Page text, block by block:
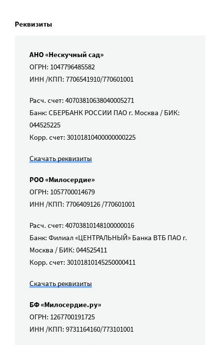
Реквизиты
АНО «Нескучный сад»
ОГРН: 1047796485582
ИНН /КПП: 7706541910/770601001
Расч. счет: 40703810638040005271
Банк: СБЕРБАНК РОССИИ ПАО г. Москва / БИК:
044525225
Корр. счет: 30101810400000000225
Скачать реквизиты
РОО «Милосердие»
ОГРН: 1057700014679
ИНН /КПП: 7706409126 /770601001
Расч. счет: 40703810148100000016
Банк: Филиал «ЦЕНТРАЛЬНЫЙ» Банка ВТБ ПАО г.
Москва / БИК: 044525411
Корр. счет: 30101810145250000411
Скачать реквизиты
БФ «Милосердие.ру»
ОГРН: 1267700191725
ИНН /КПП: 9731164160/773101001